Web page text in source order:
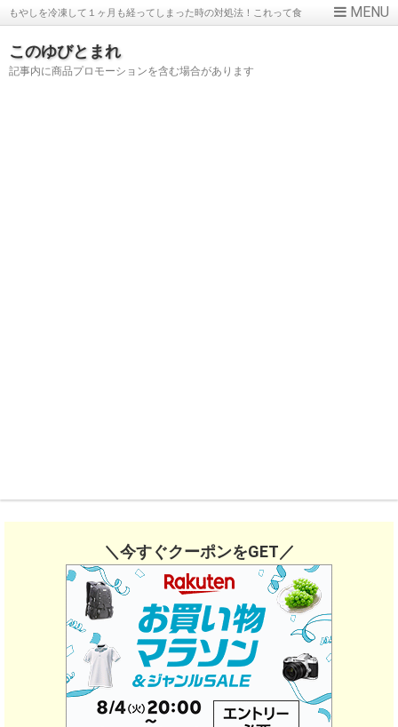
もやしを冷凍して１ヶ月も経ってしまった時の対処法！これって食
このゆびとまれ
記事内に商品プロモーションを含む場合があります
＼今すぐクーポンをGET／